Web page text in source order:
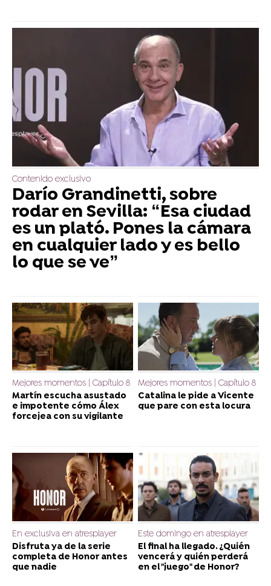
Contenido exclusivo
Darío Grandinetti, sobre
rodar en Sevilla: “Esa ciudad
es un plató. Pones la cámara
en cualquier lado y es bello
lo que se ve”
Mejores momentos | Capítulo 8
Martín escucha asustado
e impotente cómo Álex
forcejea con su vigilante
Mejores momentos | Capítulo 8
Catalina le pide a Vicente
que pare con esta locura
En exclusiva en atresplayer
Disfruta ya de la serie
completa de Honor antes
que nadie
Este domingo en atresplayer
El final ha llegado. ¿Quién
vencerá y quién perderá
en el "juego" de Honor?